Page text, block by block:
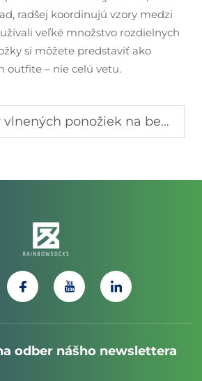
radšej koordinujú vzory medzi
veľké množstvo rozdielnych
si môžete predstaviť ako
outfite – nie celú vetu.
ponožiek na beh pre všetky počasné podmienky
odber nášho newslettera